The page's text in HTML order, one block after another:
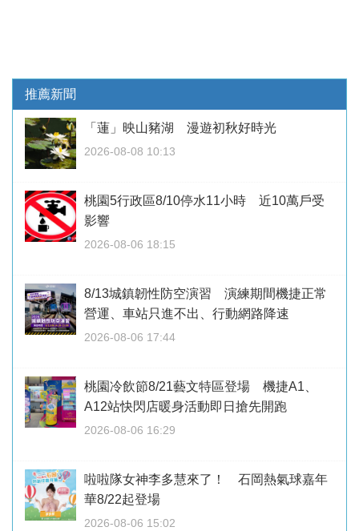
推薦新聞
「蓮」映山豬湖 漫遊初秋好時光
2026-08-08 10:13
桃園5行政區8/10停水11小時 近10萬戶受
影響
2026-08-06 18:15
8/13城鎮韌性防空演習 演練期間機捷正常
營運、車站只進不出、行動網路降速
2026-08-06 17:44
桃園冷飲節8/21藝文特區登場 機捷A1、
A12站快閃店暖身活動即日搶先開跑
2026-08-06 16:29
啦啦隊女神李多慧來了！ 石岡熱氣球嘉年
華8/22起登場
2026-08-06 15:02